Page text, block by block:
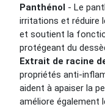
Panthénol - Le
irritations et réduire
et soutient la
protégeant du
Extrait de racine
propriétés anti-
aident à apaiser la
améliore également